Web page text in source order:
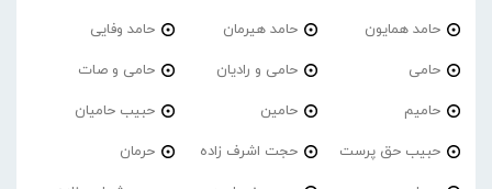
حامد همایون حامد هیرمان حامد وفایی
حامی حامی و رادیان حامی و صات
حامیم حامین حبیب حامیان
حبیب حق پرست حجت اشرف زاده حرمان